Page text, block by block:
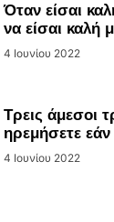
Όταν είσαι
να είσαι καλή
4 Ιουνίου 2022
Τρεις άμεσοι
ηρεμήσετε
4 Ιουνίου 2022